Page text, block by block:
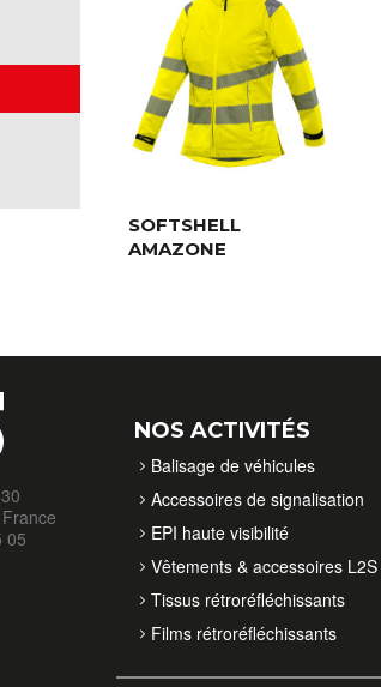
SOFTSHELL
AMAZONE
05
NOS ACTIVITÉS
Balisage de véhicules
Accessoires de signalisation
EPI haute visibilité
Vêtements & accessoires L2S
Tissus rétroréfléchissants
Films rétroréfléchissants